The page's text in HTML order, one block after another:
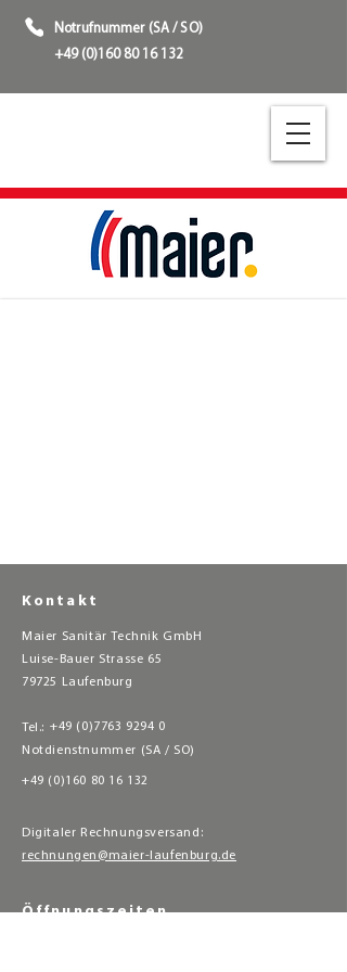
Notrufnummer (SA / SO)
+49 (0)160 80 16 132
Kontakt
Maier Sanitär Technik GmbH
Luise-Bauer Strasse 65
79725 Laufenburg
Tel.:
Notdienstnummer (SA / SO)
​+49 (0)7763 9294 0​​​
+49 (0)160 80 16 132
Digitaler Rechnungsversand:
rechnungen@maier-laufenburg.de
Öffnungszeiten